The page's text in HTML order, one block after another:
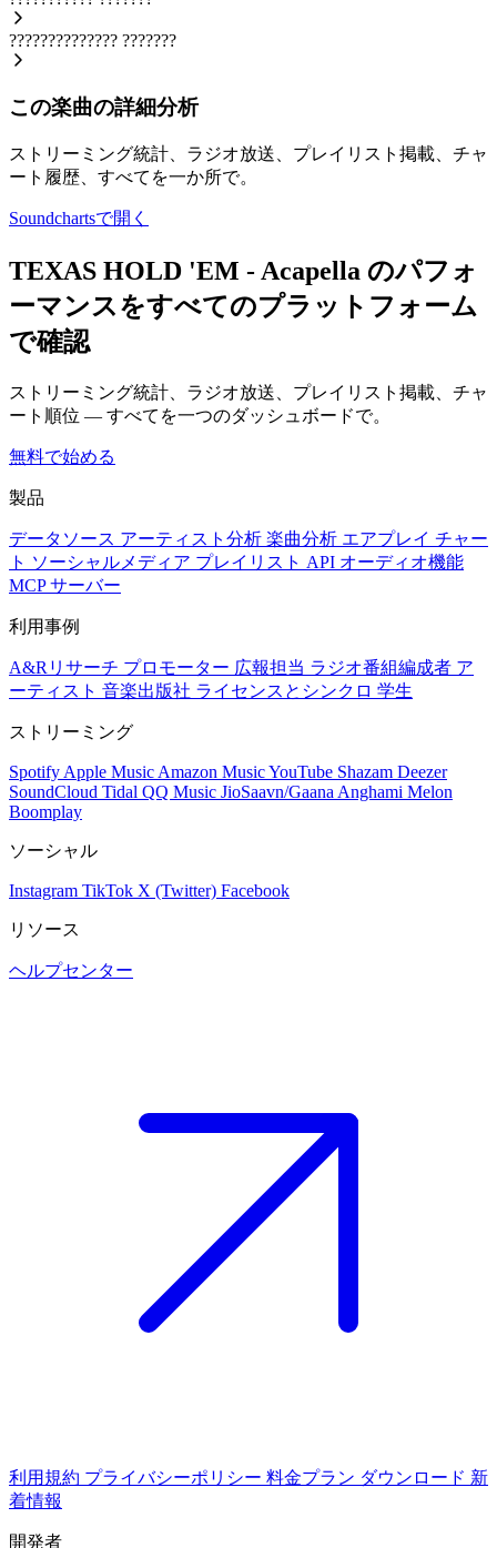
?????????????? ???????
この楽曲の詳細分析
ストリーミング統計、ラジオ放送、プレイリスト掲載、チャ
ート履歴、すべてを一か所で。
Soundchartsで開く
TEXAS HOLD 'EM - Acapella のパフォ
ーマンスをすべてのプラットフォーム
で確認
ストリーミング統計、ラジオ放送、プレイリスト掲載、チャ
ート順位 — すべてを一つのダッシュボードで。
無料で始める
製品
データソース アーティスト分析 楽曲分析 エアプレイ チャー
ト ソーシャルメディア プレイリスト API オーディオ機能
MCP サーバー
利用事例
A&Rリサーチ プロモーター 広報担当 ラジオ番組編成者 ア
ーティスト 音楽出版社 ライセンスとシンクロ 学生
ストリーミング
Spotify Apple Music Amazon MusicYouTube Shazam Deezer
SoundCloud Tidal QQ Music JioSaavn/Gaana Anghami Melon
Boomplay
ソーシャル
Instagram TikTok X (Twitter) Facebook
リソース
ヘルプセンター
利用規約 プライバシーポリシー 料金プラン ダウンロード 新
着情報
開発者